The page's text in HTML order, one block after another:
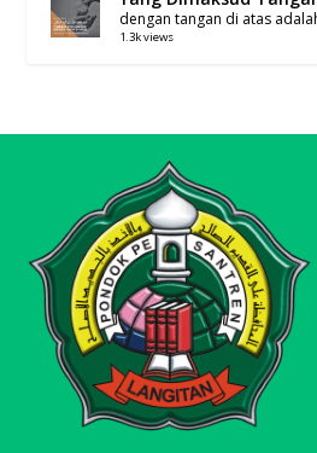
dengan tangan di atas
1.3k views